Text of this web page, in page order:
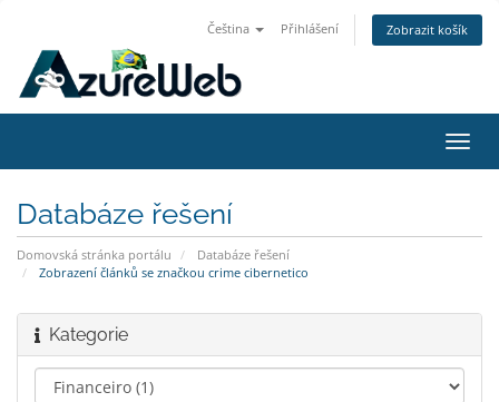
Čeština Přihlášení Zobrazit košík
Databáze řešení
Domovská stránka portálu
Databáze řešení
Zobrazení článků se značkou crime cibernetico
Kategorie